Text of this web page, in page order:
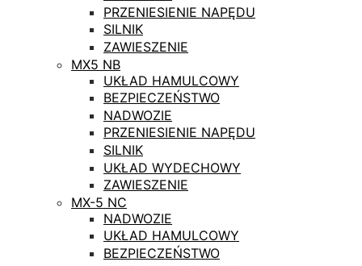
PRZENIESIENIE NAPĘDU
SILNIK
ZAWIESZENIE
MX5 NB
UKŁAD HAMULCOWY
BEZPIECZEŃSTWO
NADWOZIE
PRZENIESIENIE NAPĘDU
SILNIK
UKŁAD WYDECHOWY
ZAWIESZENIE
MX-5 NC
NADWOZIE
UKŁAD HAMULCOWY
BEZPIECZEŃSTWO